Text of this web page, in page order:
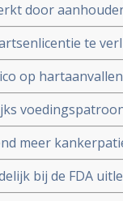
door
het SARS-CoV-
Long Covid
te
stelde in
aan een
op
verhogen
meta analyse
meer
andere jaren
bij de FDA
de samenstelling